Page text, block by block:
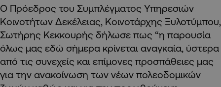
Ο Πρόεδρος του Συμπλέγματος Υπηρεσιών
Κοινοτήτων Δεκέλειας, Κοινοτάρχης Ξυλοτύμπου,
Σωτήρης Κεκκουρής δήλωσε πως “η παρουσία
όλως μας εδώ σήμερα κρίνεται αναγκαία, ύστερα
από τις συνεχείς και επίμονες προσπάθειες μας
για την ανακοίνωση των νέων πολεοδομικών